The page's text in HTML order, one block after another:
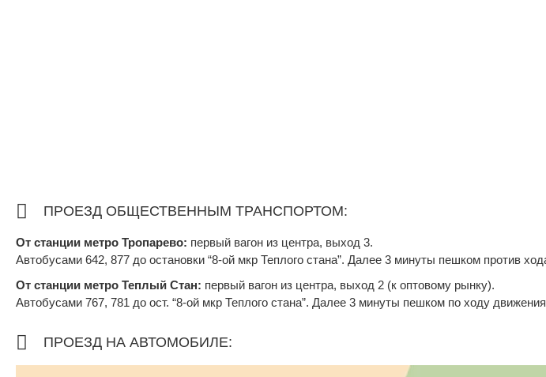
ПРОЕЗД ОБЩЕСТВЕННЫМ ТРАНСПОРТОМ:
От станции метро Тропарево: первый вагон из центра, выход 3.
Автобусами 642, 877 до остановки “8-ой мкр Теплого стана”. Далее 3 минуты пешком против
От станции метро Теплый Стан: первый вагон из центра, выход 2 (к оптовому рынку).
Автобусами 767, 781 до ост. “8-ой мкр Теплого стана”. Далее 3 минуты пешком по ходу
ПРОЕЗД НА АВТОМОБИЛЕ: